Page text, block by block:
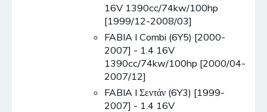
16V 1390cc/74kw/100hp
[1999/12-2008/03]
FABIA I Combi (6Y5) [2000-
2007] - 1.4 16V
1390cc/74kw/100hp [2000/04-
2007/12]
FABIA I Σεντάν (6Y3) [1999-
2007] - 1.4 16V